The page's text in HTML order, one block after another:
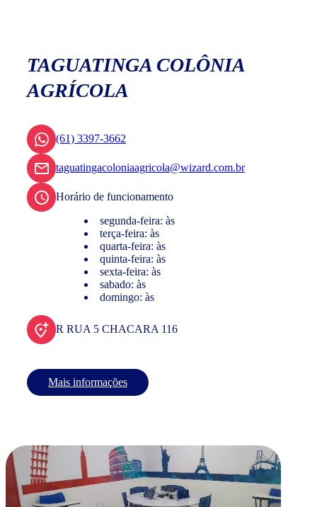
TAGUATINGA COLÔNIA
AGRÍCOLA
(61) 3397-3662
taguatingacoloniaagricola@wizard.com.br
Horário de funcionamento
segunda-feira: às
terça-feira: às
quarta-feira: às
quinta-feira: às
sexta-feira: às
sabado: às
domingo: às
R RUA 5 CHACARA 116
Mais informações